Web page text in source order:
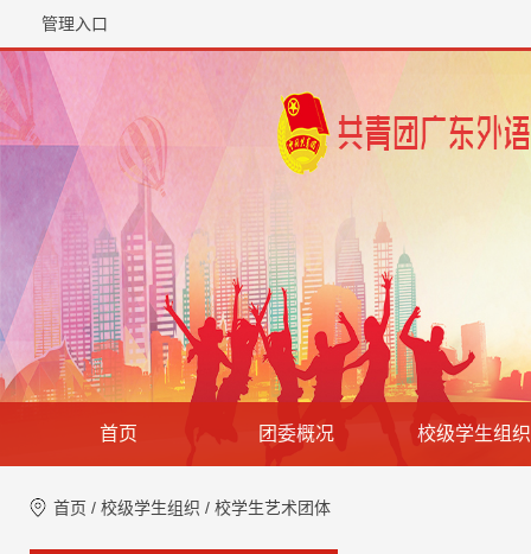
管理入口
首页 团委概况 校级学生组织
首页 / 校级学生组织 / 校学生艺术团体